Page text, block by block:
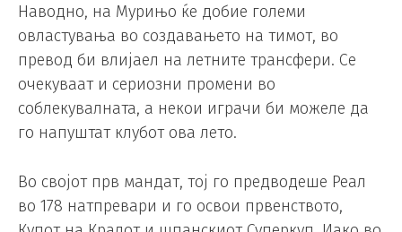
Наводно, на Мурињо ќе добие големи
овластувања во создавањето на тимот, во
превод би влијаел на летните трансфери. Се
очекуваат и сериозни промени во
соблекувалната, а некои играчи би можеле да
го напуштат клубот ова лето.
Во својот прв мандат, тој го предводеше Реал
во 178 натпревари и го освои првенството,